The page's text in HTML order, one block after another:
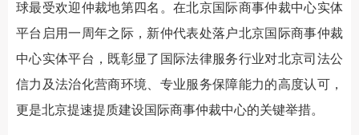
球最受欢迎仲裁地第四名。在北京国际商事仲裁中心实体
平台启用一周年之际，新仲代表处落户北京国际商事仲裁
中心实体平台，既彰显了国际法律服务行业对北京司法公
信力及法治化营商环境、专业服务保障能力的高度认可，
更是北京提速提质建设国际商事仲裁中心的关键举措。